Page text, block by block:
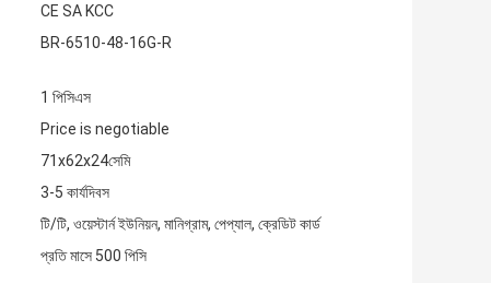
CE SA KCC
BR-6510-48-16G-R
1 পিসিএস
Price is negotiable
71x62x24সেমি
3-5 কার্যদিবস
টি/টি, ওয়েস্টার্ন ইউনিয়ন, মানিগ্রাম, পেপ্যাল, ক্রেডিট কার্ড
প্রতি মাসে 500 পিসি